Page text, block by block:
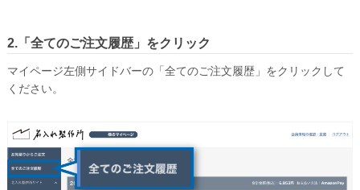
角形1号
角形2号
角形A4号
角形4号
角形5号
2.「全てのご注文履歴」をクリック
マイページ左側サイドバーの「全てのご注文履歴」をクリックして
ください。